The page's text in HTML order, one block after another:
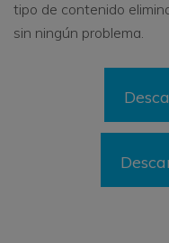
tipo de contenido
sin ningún problema.